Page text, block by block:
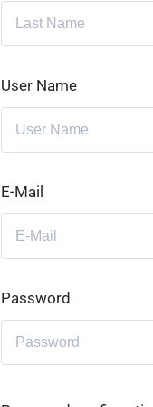
User Name
E-Mail
Password